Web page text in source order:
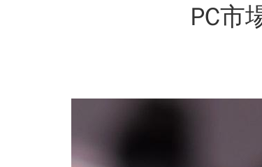
PC市